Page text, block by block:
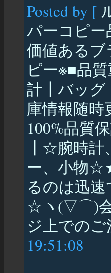
Posted by [
パーコピ
価値ある
ピー※■品
計┃バッ
庫情報随時
100%品質
┃☆腕時計
ー、小物
るのは迅
☆ヽ(▽⌒)会
ジ上での
19:51:08